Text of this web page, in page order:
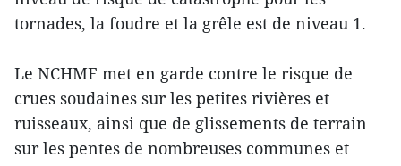
tornades, la foudre et la grêle est de niveau 1.
Le NCHMF met en garde contre le risque de
crues soudaines sur les petites rivières et
ruisseaux, ainsi que de glissements de terrain
sur les pentes de nombreuses communes et